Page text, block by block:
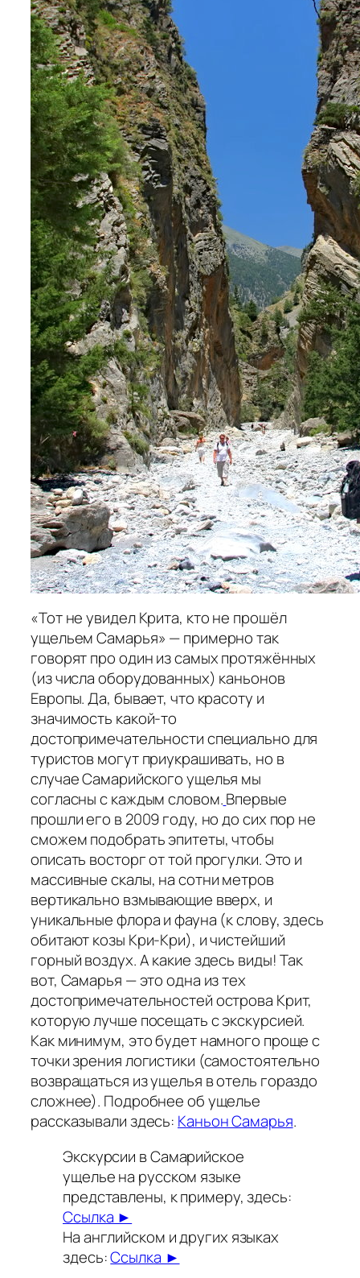
«Тот не увидел Крита, кто не прошёл
ущельем Самарья» — примерно так
говорят про один из самых протяжённых
(из числа оборудованных) каньонов
Европы. Да, бывает, что красоту и
значимость какой-то
достопримечательности специально для
туристов могут приукрашивать, но в
случае Самарийского ущелья мы
согласны с каждым словом.Впервые
прошли его в 2009 году, но до сих пор не
сможем подобрать эпитеты, чтобы
описать восторг от той прогулки. Это и
массивные скалы, на сотни метров
вертикально взмывающие вверх, и
уникальные флора и фауна (к слову, здесь
обитают козы Кри-Кри), и чистейший
горный воздух. А какие здесь виды! Так
вот, Самарья — это одна из тех
достопримечательностей острова Крит,
которую лучше посещать с экскурсией.
Как минимум, это будет намного проще с
точки зрения логистики (самостоятельно
возвращаться из ущелья в отель гораздо
сложнее). Подробнее об ущелье
рассказывали здесь: Каньон Самарья.
Экскурсии в Самарийское
ущелье на русском языке
представлены, к примеру, здесь:
Ссылка ►
На английском и других языках
здесь:Ссылка ►